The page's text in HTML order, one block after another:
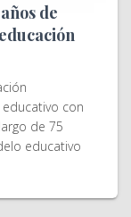
de
con
de 75
educativo